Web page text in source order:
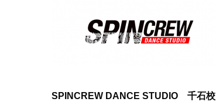
SPINCREW DANCE STUDIO 千石校